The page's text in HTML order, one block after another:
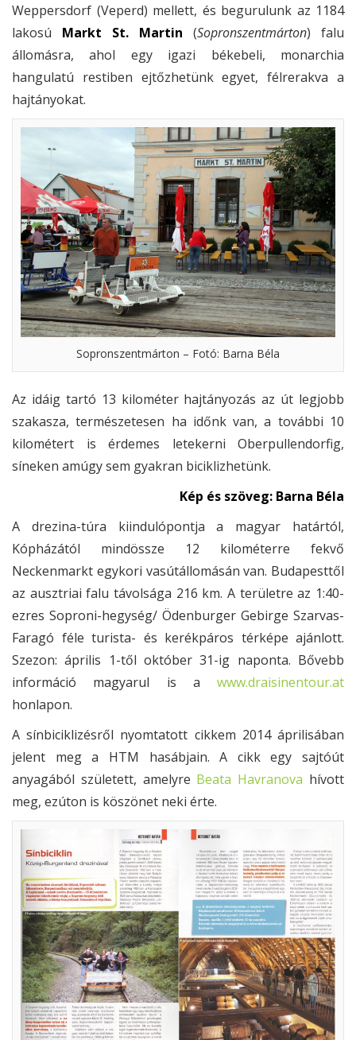
Weppersdorf (Veperd) mellett, és begurulunk az 1184
lakosú Markt St. Martin (Sopronszentmárton) falu
állomásra, ahol egy igazi békebeli, monarchia
hangulatú restiben ejtőzhetünk egyet, félrerakva a
hajtányokat.
Sopronszentmárton – Fotó: Barna Béla
Az idáig tartó 13 kilométer hajtányozás az út legjobb
szakasza, természetesen ha időnk van, a további 10
kilométert is érdemes letekerni Oberpullendorfig,
síneken amúgy sem gyakran biciklizhetünk.
Kép és szöveg: Barna Béla
A drezina-túra kiindulópontja a magyar határtól,
Kópházától mindössze 12 kilométerre fekvő
Neckenmarkt egykori vasútállomásán van. Budapesttől
az ausztriai falu távolsága 216 km. A területre az 1:40-
ezres Soproni-hegység/ Ödenburger Gebirge Szarvas-
Faragó féle turista- és kerékpáros térképe ajánlott.
Szezon: április 1-től október 31-ig naponta. Bővebb
információ magyarul is a www.draisinentour.at
honlapon.
A sínbiciklizésről nyomtatott cikkem 2014 áprilisában
jelent meg a HTM hasábjain. A cikk egy sajtóút
anyagából született, amelyre Beata Havranova hívott
meg, ezúton is köszönet neki érte.